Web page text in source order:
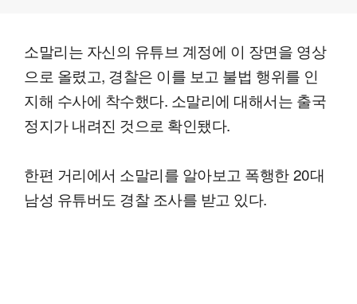
소말리는 자신의 유튜브 계정에 이 장면을 영상
으로 올렸고, 경찰은 이를 보고 불법 행위를 인
지해 수사에 착수했다. 소말리에 대해서는 출국
정지가 내려진 것으로 확인됐다.
한편 거리에서 소말리를 알아보고 폭행한 20대
남성 유튜버도 경찰 조사를 받고 있다.